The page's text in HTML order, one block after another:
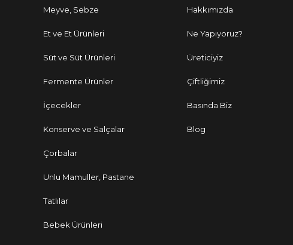
Meyve, Sebze
Et ve Et Ürünleri
Süt ve Süt Ürünleri
Fermente Ürünler
İçecekler
Konserve ve Salçalar
Çorbalar
Unlu Mamuller, Pastane
Tatlılar
Bebek Ürünleri
Hakkımızda
Ne Yapıyoruz?
Üreticiyiz
Çiftliğimiz
Basında Biz
Blog